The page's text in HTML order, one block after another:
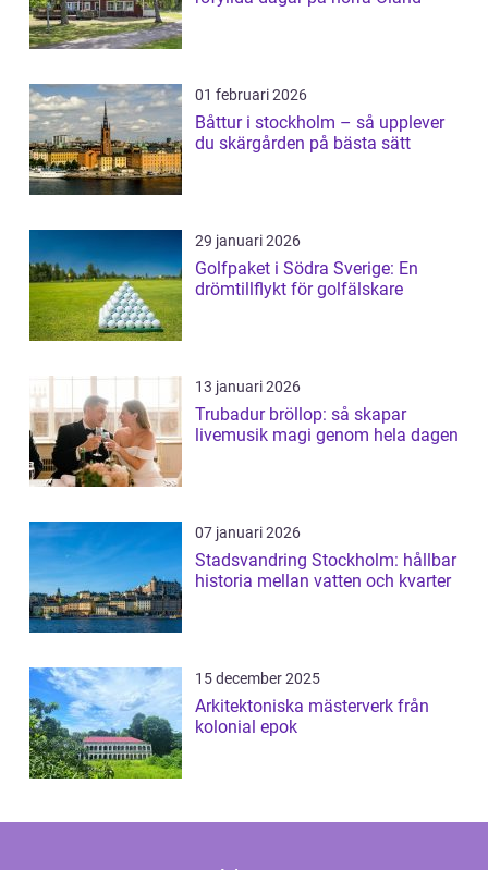
01 februari 2026
Båttur i stockholm – så upplever
du skärgården på bästa sätt
29 januari 2026
Golfpaket i Södra Sverige: En
drömtillflykt för golfälskare
13 januari 2026
Trubadur bröllop: så skapar
livemusik magi genom hela dagen
07 januari 2026
Stadsvandring Stockholm: hållbar
historia mellan vatten och kvarter
15 december 2025
Arkitektoniska mästerverk från
kolonial epok